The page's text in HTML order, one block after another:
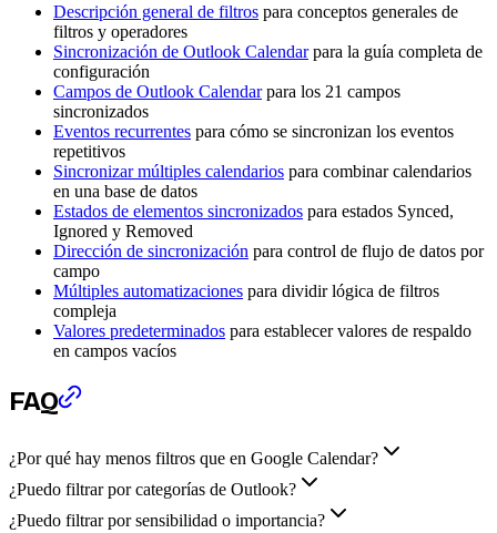
Descripción general de filtros para conceptos generales de
filtros y operadores
Sincronización de Outlook Calendarpara la guía completa de
configuración
Campos de Outlook Calendarpara los 21 campos
sincronizados
Eventos recurrentes para cómo se sincronizan los eventos
repetitivos
Sincronizar múltiples calendarios para combinar calendarios
en una base de datos
Estados de elementos sincronizados para estados Synced,
Ignored y Removed
Dirección de sincronización para control de flujo de datos por
campo
Múltiples automatizaciones para dividir lógica de filtros
compleja
Valores predeterminados para establecer valores de respaldo
en campos vacíos
FAQ
¿Por qué hay menos filtros que en Google Calendar?
¿Puedo filtrar por categorías de Outlook?
¿Puedo filtrar por sensibilidad o importancia?